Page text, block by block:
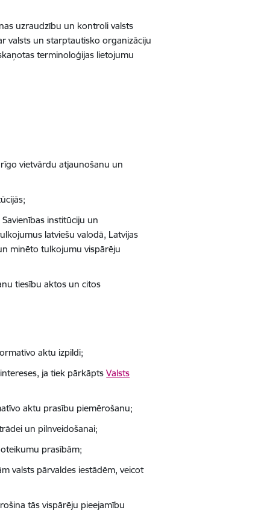
uzraudzību un kontroli valsts
valsts un starptautisko organizāciju
terminoloģijas lietojumu
vietvārdu atjaunošanu un
institūciju un
latviešu valodā, Latvijas
minēto tulkojumu vispārēju
tiesību aktos un citos
aktu izpildi;
ja tiek pārkāptsValsts
aktu prasību piemērošanu;
un pilnveidošanai;
prasībām;
valsts pārvaldes iestādēm, veicot
tās vispārēju pieejamību